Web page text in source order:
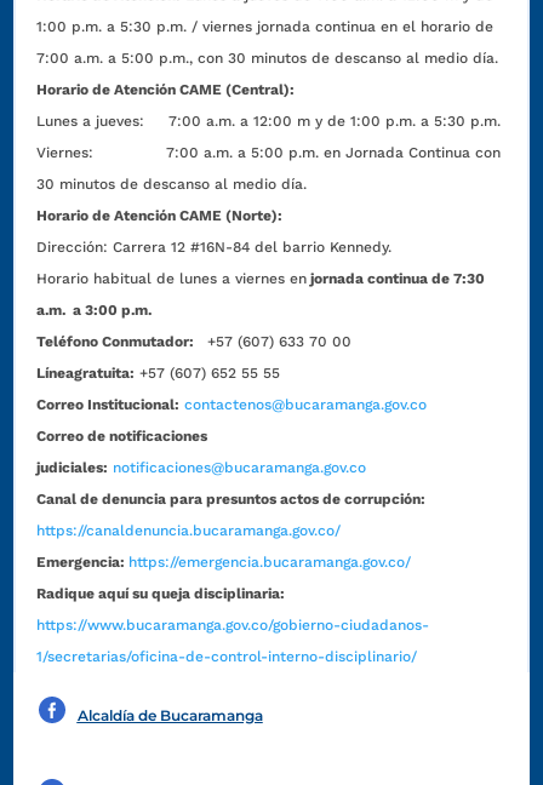
1:00 p.m. a 5:30 p.m. / viernes jornada continua en el horario de
7:00 a.m. a 5:00 p.m., con 30 minutos de descanso al medio día.
Horario de Atención CAME (Central):
Lunes a jueves: 7:00 a.m. a 12:00 m y de 1:00 p.m. a 5:30 p.m.
Viernes: 7:00 a.m. a 5:00 p.m. en Jornada Continua con
30 minutos de descanso al medio día.
Horario de Atención CAME (Norte):
Dirección:Carrera 12 #16N-84 del barrio Kennedy.
Horario habitual de lunes a viernes en jornada continua de 7:30
a.m. a 3:00 p.m.
Teléfono Conmutador:
+57 (607) 633 70 00
Líneagratuita: +57 (607) 652 55 55
Correo Institucional: contactenos@bucaramanga.gov.co
Correo de notificaciones
judiciales: notificaciones@bucaramanga.gov.co
Canal de denuncia para presuntos actos de corrupción:
https://canaldenuncia.bucaramanga.gov.co/
Emergencia: https://emergencia.bucaramanga.gov.co/
Radique aquí su queja disciplinaria:
https://www.bucaramanga.gov.co/gobierno-ciudadanos-
1/secretarias/oficina-de-control-interno-disciplinario/
Alcaldía de Bucaramanga